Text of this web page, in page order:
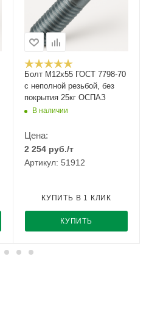
Болт М12x55 ГОСТ 7798-70
с неполной резьбой, без
покрытия 25кг ОСПАЗ
В наличии
Цена:
2 254 руб./т
Артикул: 51912
КУПИТЬ
КУПИТЬ В 1 КЛИК